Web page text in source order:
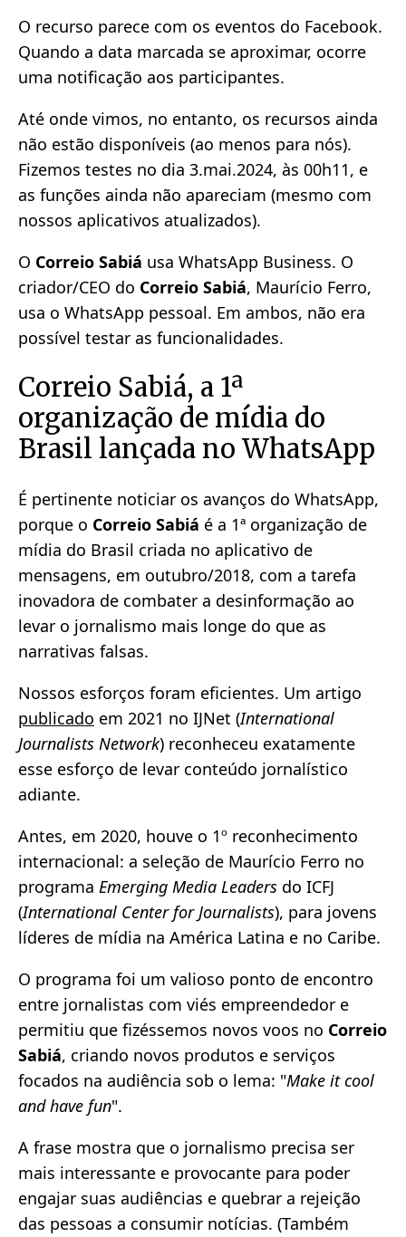
O recurso parece com os eventos do Facebook.
Quando a data marcada se aproximar, ocorre
uma notificação aos participantes.
Até onde vimos, no entanto, os recursos ainda
não estão disponíveis (ao menos para nós).
Fizemos testes no dia 3.mai.2024, às 00h11, e
as funções ainda não apareciam (mesmo com
nossos aplicativos atualizados).
O Correio Sabiá usa WhatsApp Business. O
criador/CEO do Correio Sabiá, Maurício Ferro,
usa o WhatsApp pessoal. Em ambos, não era
possível testar as funcionalidades.
Correio Sabiá, a 1ª
organização de mídia do
Brasil lançada no WhatsApp
É pertinente noticiar os avanços do WhatsApp,
porque o Correio Sabiá é a 1ª organização de
mídia do Brasil criada no aplicativo de
mensagens, em outubro/2018, com a tarefa
inovadora de combater a desinformação ao
levar o jornalismo mais longe do que as
narrativas falsas.
Nossos esforços foram eficientes. Um artigo
publicado em 2021 no IJNet (International
Journalists Network) reconheceu exatamente
esse esforço de levar conteúdo jornalístico
adiante.
Antes, em 2020, houve o 1º reconhecimento
internacional: a seleção de Maurício Ferro no
programa Emerging Media Leaders do ICFJ
(International Center for Journalists), para jovens
líderes de mídia na América Latina e no Caribe.
O programa foi um valioso ponto de encontro
entre jornalistas com viés empreendedor e
permitiu que fizéssemos novos voos no Correio
Sabiá, criando novos produtos e serviços
focados na audiência sob o lema: "Make it cool
and have fun".
A frase mostra que o jornalismo precisa ser
mais interessante e provocante para poder
engajar suas audiências e quebrar a rejeição
das pessoas a consumir notícias. (Também